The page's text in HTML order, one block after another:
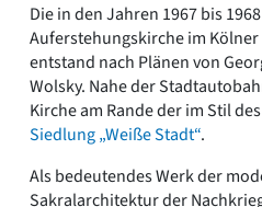
Die in den Jahren 1967 bis
Auferstehungskirche im
entstand nach Plänen von
Wolsky. Nahe der
Kirche am Rande der im Stil
Siedlung „Weiße Stadt“.
Als bedeutendes Werk der
Sakralarchitektur der